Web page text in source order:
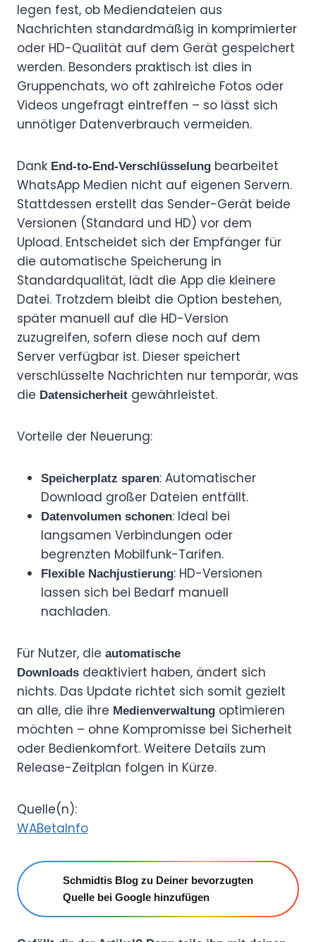
legen fest, ob Mediendateien aus
Nachrichten standardmäßig in komprimierter
oder HD-Qualität auf dem Gerät gespeichert
werden. Besonders praktisch ist dies in
Gruppenchats, wo oft zahlreiche Fotos oder
Videos ungefragt eintreffen – so lässt sich
unnötiger Datenverbrauch vermeiden.
Dank End-to-End-Verschlüsselung bearbeitet
WhatsApp Medien nicht auf eigenen Servern.
Stattdessen erstellt das Sender-Gerät beide
Versionen (Standard und HD) vor dem
Upload. Entscheidet sich der Empfänger für
die automatische Speicherung in
Standardqualität, lädt die App die kleinere
Datei. Trotzdem bleibt die Option bestehen,
später manuell auf die HD-Version
zuzugreifen, sofern diese noch auf dem
Server verfügbar ist. Dieser speichert
verschlüsselte Nachrichten nur temporär, was
die Datensicherheit gewährleistet.
Vorteile der Neuerung:
Speicherplatz sparen: Automatischer
Download großer Dateien entfällt.
Datenvolumen schonen: Ideal bei
langsamen Verbindungen oder
begrenzten Mobilfunk-Tarifen.
Flexible Nachjustierung: HD-Versionen
lassen sich bei Bedarf manuell
nachladen.
Für Nutzer, die automatische
Downloads deaktiviert haben, ändert sich
nichts. Das Update richtet sich somit gezielt
an alle, die ihre Medienverwaltung optimieren
möchten – ohne Kompromisse bei Sicherheit
oder Bedienkomfort. Weitere Details zum
Release-Zeitplan folgen in Kürze.
Quelle(n):
WABetaInfo
Schmidtis Blog zu Deiner bevorzugten
Quelle bei Google hinzufügen